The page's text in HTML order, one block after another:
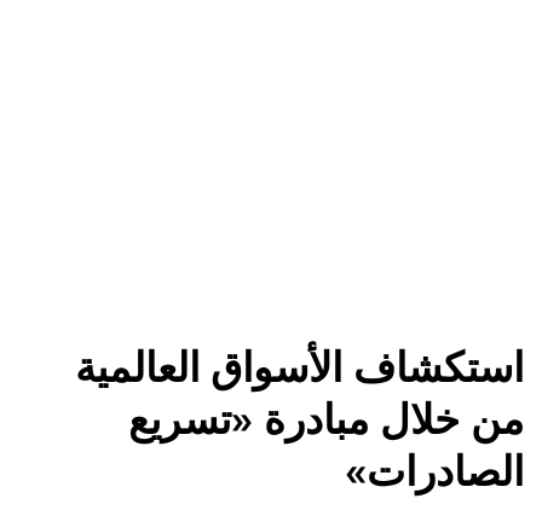
استكشاف الأسواق العالمية
من خلال مبادرة «تسريع
الصادرات»